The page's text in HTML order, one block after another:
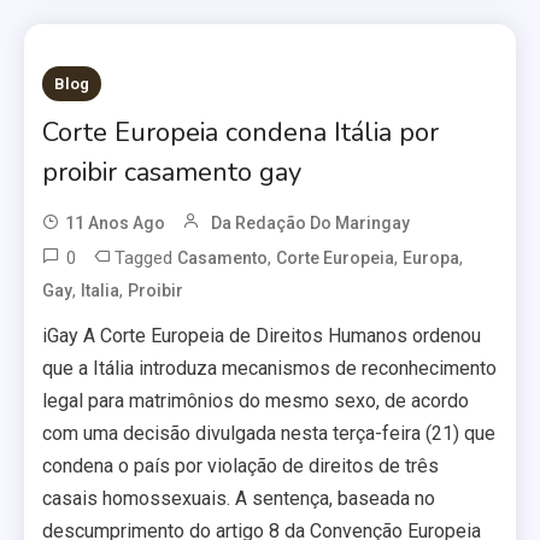
Blog
Corte Europeia condena Itália por
proibir casamento gay
11 Anos Ago Da Redação Do Maringay
0 Tagged Casamento, Corte Europeia, Europa,
Gay, Italia, Proibir
iGay A Corte Europeia de Direitos Humanos ordenou
que a Itália introduza mecanismos de reconhecimento
legal para matrimônios do mesmo sexo, de acordo
com uma decisão divulgada nesta terça-feira (21) que
condena o país por violação de direitos de três
casais homossexuais. A sentença, baseada no
descumprimento do artigo 8 da Convenção Europeia